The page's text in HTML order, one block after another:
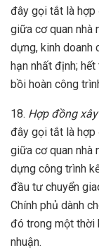
đây gọi tắt là
giữa cơ quan nhà
dựng, kinh doanh
hạn nhất định;
bồi hoàn công
18. Hợp đồng
đây gọi tắt là
giữa cơ quan nhà
dựng công trình
đầu tư chuyển
Chính phủ dành
đó trong một thời
nhuận.